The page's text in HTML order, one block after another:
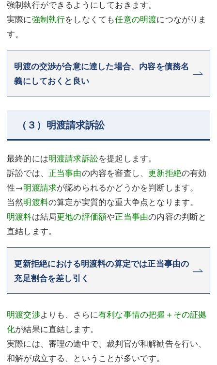
強制執行ができるようにしておきます。
実際に強制執行をしなくても任意の明渡につながりま
す。
明渡の交渉が合意に達した場合、内容を債務名
義にしておくと良い
（３）明渡請求訴訟
最終的には明渡請求訴訟を提起します。
訴訟では、 正当事由の内容を審査し、更新拒絶の有効
性→明渡請求が認められるかどうかを判断します。
当然明渡料の算定が実質的な重大争点となります。
明渡料は結局更地の評価額や正当事由の内容の判断と
直結します。
更新拒絶における明渡料の算定では正当事由の
充足割合を差し引く
明渡交渉よりも、さらに有利な事情の把握＋その証拠
化が結果に直結します。
実際には、審理の途中で、裁判官が和解勧告を行い、
和解が成立する、ということが多いです。